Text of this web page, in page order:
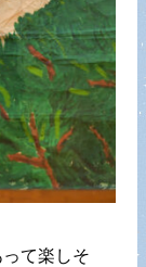
て楽しそ